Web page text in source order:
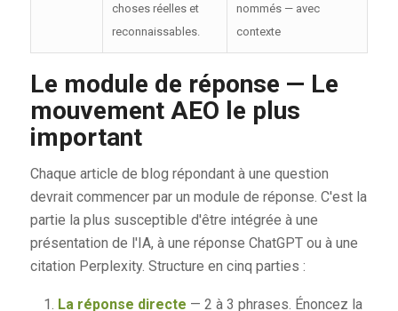
choses réelles et
reconnaissables.
nommés — avec
contexte
Le module de réponse — Le
mouvement AEO le plus
important
Chaque article de blog répondant à une question
devrait commencer par un module de réponse. C'est la
partie la plus susceptible d'être intégrée à une
présentation de l'IA, à une réponse ChatGPT ou à une
citation Perplexity. Structure en cinq parties :
La réponse directe — 2 à 3 phrases. Énoncez la